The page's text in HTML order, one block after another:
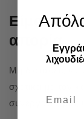
Είμαστε
απορία
Μη διστάσεις να
σχετικά με τον
συνεργάτες μας